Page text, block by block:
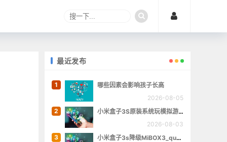
最近发布
1
哪些因素会影响孩子长高
2026-08-05
2
小米盒子3S原装系统玩模拟游戏
2026-08-03
3
小米盒子3s降级MiBOX3_queenchristina_r145